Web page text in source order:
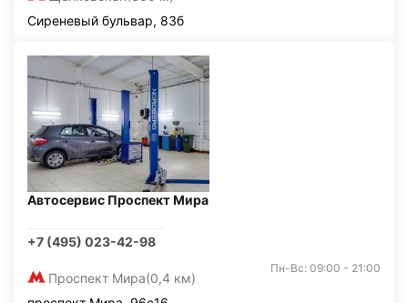
Сиреневый бульвар, 83б
Автосервис Проспект Мира
+7 (495) 023-42-98
Проспект Мира(0,4 км)
Пн-Вс: 09:00 - 21:00